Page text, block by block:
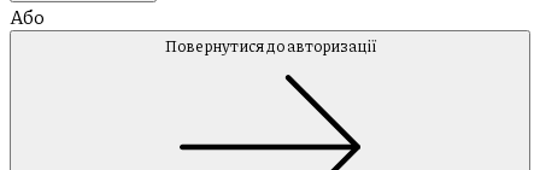
Або
Повернутися до авторизації